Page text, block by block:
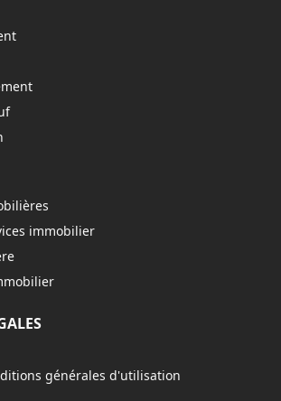
immobilier
générales d'utilisation